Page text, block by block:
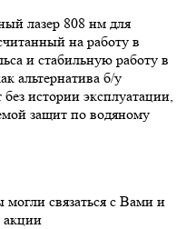
лазер 808 нм для
на работу в
и стабильную работу в
альтернатива б/у
истории эксплуатации,
защит по водяному
связаться с Вами и
акции